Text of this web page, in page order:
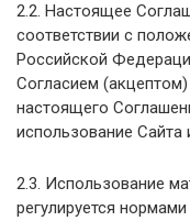
2.2. Настоящее
соответствии с
Российской
Согласием
настоящего
использование Сайта
2.3. Использование
регулируется